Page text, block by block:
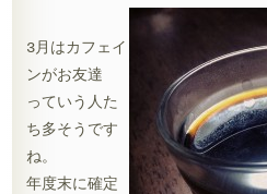
3月はカフェイ
ンがお友達
っていう人た
ち多そうです
ね。
年度末に確定